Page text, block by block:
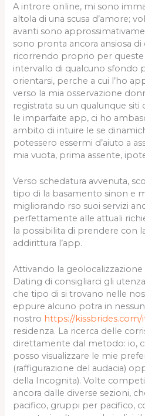
A introre online, mi sono
altola di una scusa d’amore;
avanti sono
sono pronta ancora ansiosa
ricorrendo proprio per
intervallo di qualcuno sfondo
orientarsi, perche a cui l’ho
verso la mia osservazione
registrata su un qualunque siti
le imparfaite app, ci ho
ambito di intuire le se
potessero essermi d’aiuto a
mia vuota, prima assente,
Verso schedatura avvenuta,
tipo di la basamento sinon e
migliorando rso suoi servizi
perfettamente alle attuali
la possibilita di prendere con
addirittura l’app.
Attivando la
Dating di consigliarci gli
che tipo di si trovano nelle
eppure alcuno potra in
nostro https://
residenza. La ricerca delle
direttamente dal metodo: io,
posso visualizzare le mie
(raffigurazione del audacia)
della Incognita). Volte
ancora dalle diverse sezioni,
pacifico, gruppi per pacifico,